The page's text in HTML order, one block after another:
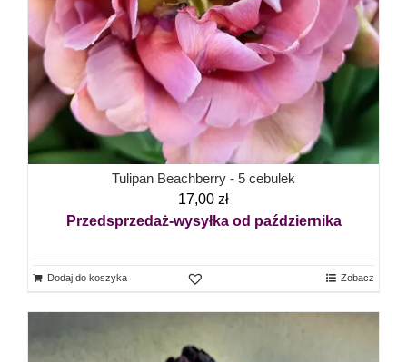
Tulipan Beachberry - 5 cebulek
17,00 zł
Przedsprzedaż-wysyłka od października
Dodaj do koszyka Zobacz